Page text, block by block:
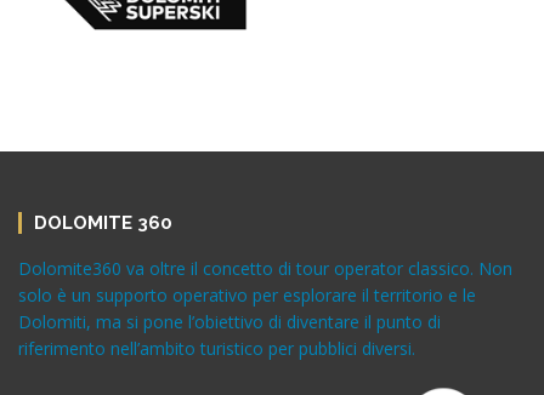
DOLOMITE 360
Dolomite360 va oltre il concetto di tour operator classico. Non
solo è un supporto operativo per esplorare il territorio e le
Dolomiti, ma si pone l’obiettivo di diventare il punto di
riferimento nell’ambito turistico per pubblici diversi.